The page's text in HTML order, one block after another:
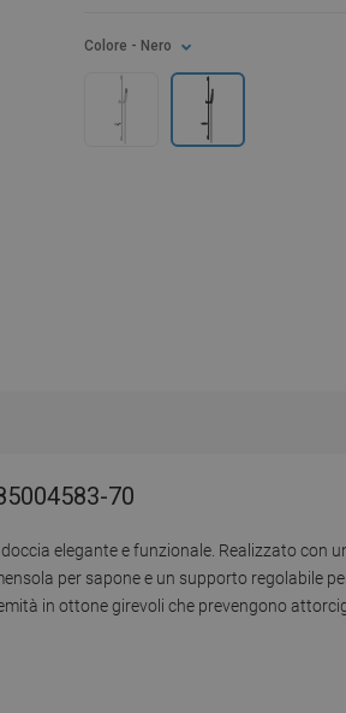
Colore - Nero
70
elegante e funzionale. Realizzato con
per sapone e un supporto regolabile
in ottone girevoli che prevengono